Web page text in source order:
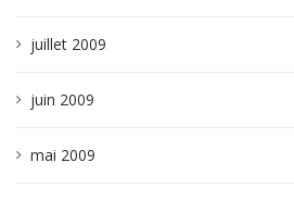
juillet 2009
juin 2009
mai 2009